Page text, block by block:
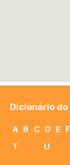
Dicionário do
A B C D E F
T
U